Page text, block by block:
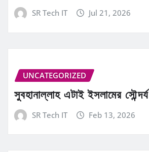
SR Tech IT Jul 21, 2026
UNCATEGORIZED
সুবহানাল্লাহ এটাই ইসলামের সৌন্দর্য
SR Tech IT Feb 13, 2026